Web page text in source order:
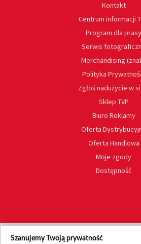
Kontakt
Centrum informacji
Program dla prasy
Serwis
Merchandising
Polityka
Zgłoś nadużycie w
Sklep TVP
Biuro Reklamy
Oferta
Oferta Handlowa
Moje zgody
Dostępność
Szanujemy Twoją prywatność